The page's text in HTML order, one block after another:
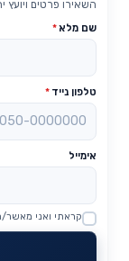
השאירו פרטים ויועץ
שם מלא*
טלפון נייד *
אימייל
Website
קראתי ואני מאשר/